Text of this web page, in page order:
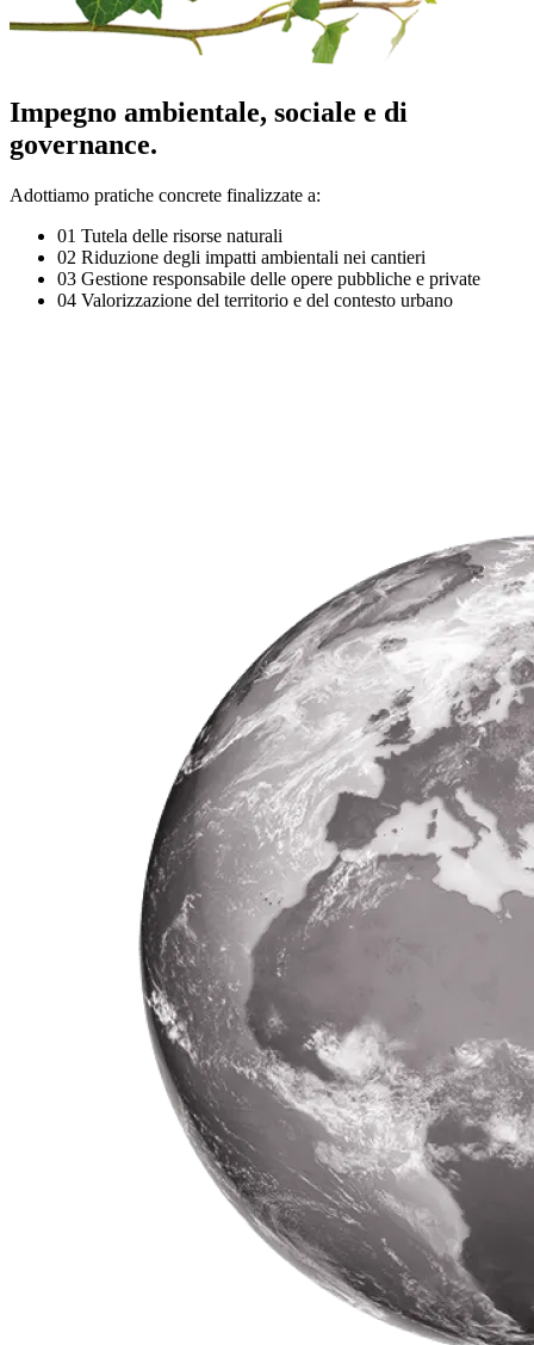
Impegno ambientale, sociale e di
governance.
Adottiamo pratiche concrete finalizzate a:
01 Tutela delle risorse naturali
02 Riduzione degli impatti ambientali nei cantieri
03 Gestione responsabile delle opere pubbliche e private
04 Valorizzazione del territorio e del contesto urbano